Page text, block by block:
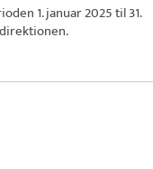
1. januar 2025 til 31.